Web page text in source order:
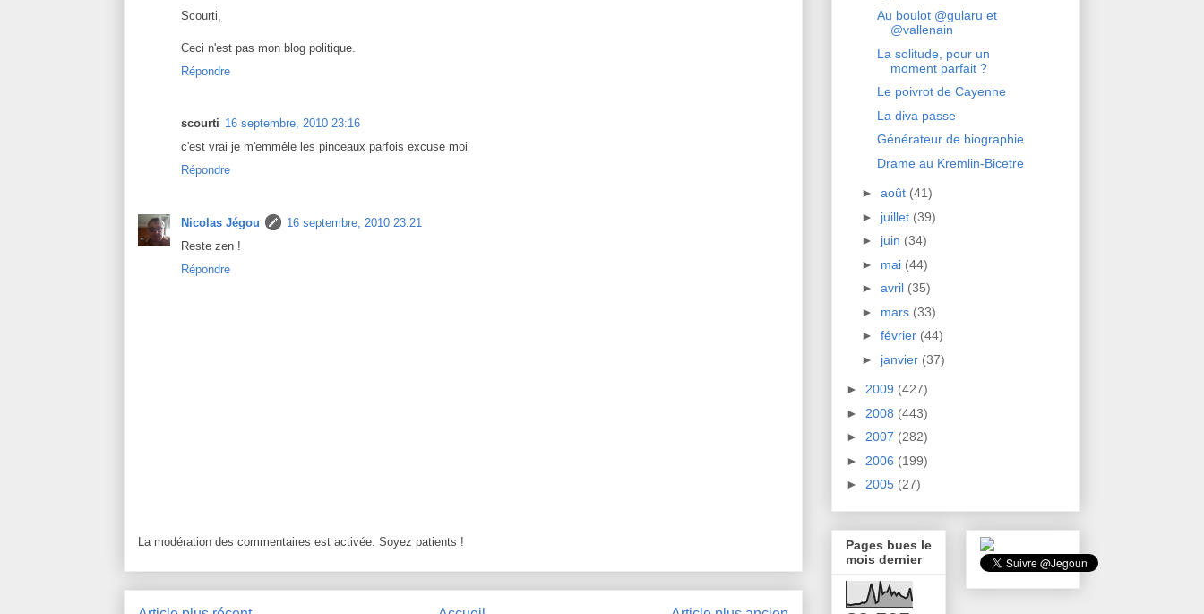
Scourti,
Ceci n'est pas mon blog politique.
Répondre
scourti 16 septembre, 2010 23:16
c'est vrai je m'emmêle les pinceaux parfois excuse moi
Répondre
Nicolas Jégou
16 septembre, 2010 23:21
Reste zen !
Répondre
La modération des commentaires est activée. Soyez patients !
Au boulot @gularu et
@vallenain
La solitude, pour un
moment parfait ?
Le poivrot de Cayenne
La diva passe
Générateur de biographie
Drame au Kremlin-Bicetre
► août (41)
► juillet (39)
► juin (34)
► mai (44)
► avril (35)
► mars (33)
► février (44)
► janvier (37)
► 2009 (427)
► 2008 (443)
► 2007 (282)
► 2006 (199)
► 2005 (27)
Pages bues le
mois dernier